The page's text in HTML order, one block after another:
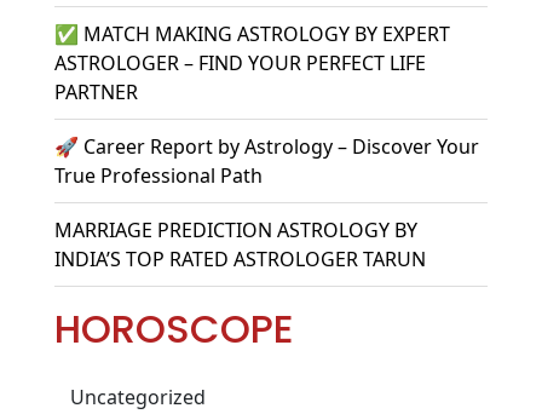
✅ MATCH MAKING ASTROLOGY BY EXPERT
ASTROLOGER – FIND YOUR PERFECT LIFE
PARTNER
🚀 Career Report by Astrology – Discover Your
True Professional Path
MARRIAGE PREDICTION ASTROLOGY BY
INDIA’S TOP RATED ASTROLOGER TARUN
HOROSCOPE
Uncategorized